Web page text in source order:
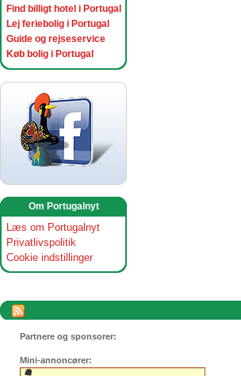
Find billigt hotel i Portugal
Lej feriebolig i Portugal
Guide og rejseservice
Køb bolig i Portugal
Om Portugalnyt
Læs om Portugalnyt
Privatlivspolitik
Cookie indstillinger
Partnere og sponsorer:
Mini-annoncører: